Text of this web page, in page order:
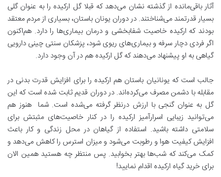
آثار باقی‌مانده از گذشته نشان می‌دهد که قبلا گل ارکیده را به عنوان گلی
بسیار قدرتمند می‌شناختند. در دوران یونان باستان، بسیاری از مردم معتقد
بودند که ارکیده خاصیت شفابخشی و درمان بیماری‌ها را دارد. هم‌اکنون
اگر فردی دچار سرفه و بیماری‌های ریوی شود، پزشکان سنتی چینی دارویی
گیاهی به او پیشنهاد می‌دهند که گل ارکیده هم در آن وجود دارد.
جالب است که یونانیان باستان هم ارکیده را برای افزایش قدرت بدنی در
مقابله با دشمن مصرف می‌کرده‌اند. در دوران قدیم ثابت شده است که این
گل به عنوان گنجی با ارزش درنظر گرفته می‌شده است. شما هنوز هم
می‌توانید زیبایی اسرارآمیز ارکیده را در کنار خاصیت‌های مثبتش برای
سلامتی داشته باشید. استفاده از گیاهان در محل زندگی و کار باعث
افزایش کیفیت هوا و رطوبت می‌شود و میزان استرس را کاهش می‌دهد و
کمک می‌کند که شب‌ها بهتر بخوابید. پس منتظر چه هستید همین الان
برای خرید گیاه ارکیده اقدام نمایید!